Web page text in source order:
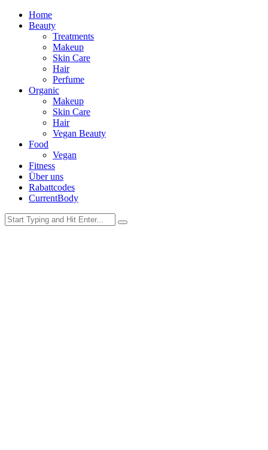
Home
Beauty
Treatments
Makeup
Skin Care
Hair
Perfume
Organic
Makeup
Skin Care
Hair
Vegan Beauty
Food
Vegan
Fitness
Über uns
Rabattcodes
CurrentBody